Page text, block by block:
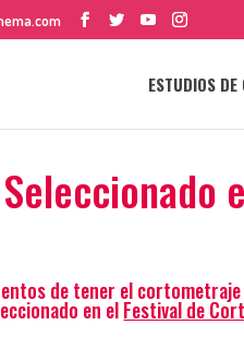
ESTUDIOS DE
de tener el cortometraje
en elFestival de